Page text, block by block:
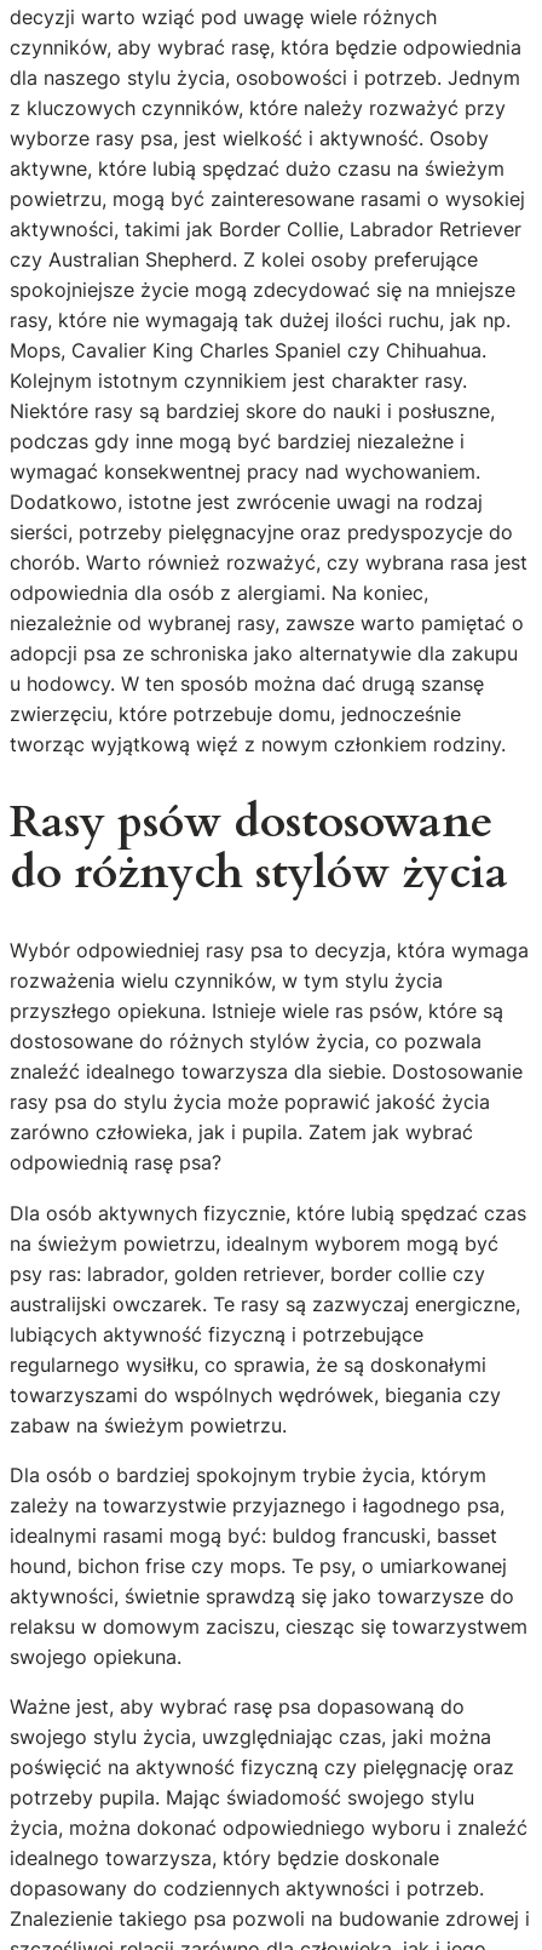
decyzji warto wziąć pod uwagę wiele różnych
czynników, aby wybrać rasę, która będzie odpowiednia
dla naszego stylu życia, osobowości i potrzeb. Jednym
z kluczowych czynników, które należy rozważyć przy
wyborze rasy psa, jest wielkość i aktywność. Osoby
aktywne, które lubią spędzać dużo czasu na świeżym
powietrzu, mogą być zainteresowane rasami o wysokiej
aktywności, takimi jak Border Collie, Labrador Retriever
czy Australian Shepherd. Z kolei osoby preferujące
spokojniejsze życie mogą zdecydować się na mniejsze
rasy, które nie wymagają tak dużej ilości ruchu, jak np.
Mops, Cavalier King Charles Spaniel czy Chihuahua.
Kolejnym istotnym czynnikiem jest charakter rasy.
Niektóre rasy są bardziej skore do nauki i posłuszne,
podczas gdy inne mogą być bardziej niezależne i
wymagać konsekwentnej pracy nad wychowaniem.
Dodatkowo, istotne jest zwrócenie uwagi na rodzaj
sierści, potrzeby pielęgnacyjne oraz predyspozycje do
chorób. Warto również rozważyć, czy wybrana rasa jest
odpowiednia dla osób z alergiami. Na koniec,
niezależnie od wybranej rasy, zawsze warto pamiętać o
adopcji psa ze schroniska jako alternatywie dla zakupu
u hodowcy. W ten sposób można dać drugą szansę
zwierzęciu, które potrzebuje domu, jednocześnie
tworząc wyjątkową więź z nowym członkiem rodziny.
Rasy psów dostosowane
do różnych stylów życia
Wybór odpowiedniej rasy psa to decyzja, która wymaga
rozważenia wielu czynników, w tym stylu życia
przyszłego opiekuna. Istnieje wiele ras psów, które są
dostosowane do różnych stylów życia, co pozwala
znaleźć idealnego towarzysza dla siebie. Dostosowanie
rasy psa do stylu życia może poprawić jakość życia
zarówno człowieka, jak i pupila. Zatem jak wybrać
odpowiednią rasę psa?
Dla osób aktywnych fizycznie, które lubią spędzać czas
na świeżym powietrzu, idealnym wyborem mogą być
psy ras: labrador, golden retriever, border collie czy
australijski owczarek. Te rasy są zazwyczaj energiczne,
lubiących aktywność fizyczną i potrzebujące
regularnego wysiłku, co sprawia, że są doskonałymi
towarzyszami do wspólnych wędrówek, biegania czy
zabaw na świeżym powietrzu.
Dla osób o bardziej spokojnym trybie życia, którym
zależy na towarzystwie przyjaznego i łagodnego psa,
idealnymi rasami mogą być: buldog francuski, basset
hound, bichon frise czy mops. Te psy, o umiarkowanej
aktywności, świetnie sprawdzą się jako towarzysze do
relaksu w domowym zaciszu, ciesząc się towarzystwem
swojego opiekuna.
Ważne jest, aby wybrać rasę psa dopasowaną do
swojego stylu życia, uwzględniając czas, jaki można
poświęcić na aktywność fizyczną czy pielęgnację oraz
potrzeby pupila. Mając świadomość swojego stylu
życia, można dokonać odpowiedniego wyboru i znaleźć
idealnego towarzysza, który będzie doskonale
dopasowany do codziennych aktywności i potrzeb.
Znalezienie takiego psa pozwoli na budowanie zdrowej i